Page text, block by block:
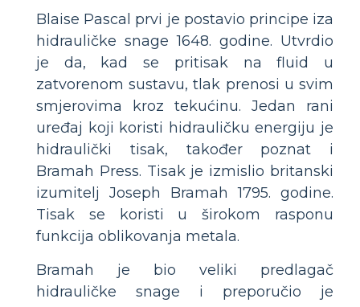
Blaise Pascal prvi je postavio principe iza
hidrauličke snage 1648. godine. Utvrdio
je da, kad se pritisak na fluid u
zatvorenom sustavu, tlak prenosi u svim
smjerovima kroz tekućinu. Jedan rani
uređaj koji koristi hidrauličku energiju je
hidraulički tisak, također poznat i
Bramah Press. Tisak je izmislio britanski
izumitelj Joseph Bramah 1795. godine.
Tisak se koristi u širokom rasponu
funkcija oblikovanja metala.
Bramah je bio veliki predlagač
hidrauličke snage i preporučio je